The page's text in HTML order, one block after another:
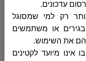
עדכונים.
רק למי שמסוגל
או משתמשים
את השימוש.
אינו מיועד לקטינים